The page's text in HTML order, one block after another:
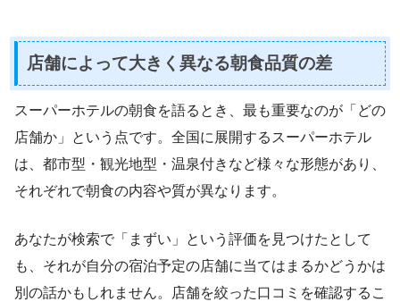
店舗によって大きく異なる朝食品質の差
スーパーホテルの朝食を語るとき、最も重要なのが「どの
店舗か」という点です。全国に展開するスーパーホテル
は、都市型・観光地型・温泉付きなど様々な形態があり、
それぞれで朝食の内容や質が異なります。
あなたが検索で「まずい」という評価を見つけたとして
も、それが自分の宿泊予定の店舗に当てはまるかどうかは
別の話かもしれません。店舗を絞った口コミを確認するこ